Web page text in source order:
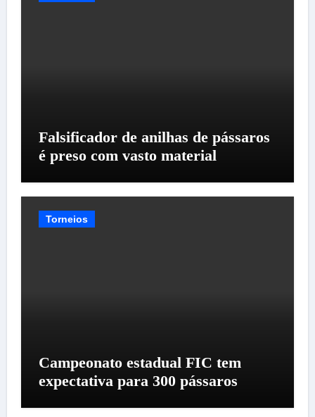
Falsificador de anilhas de pássaros
é preso com vasto material
Torneios
Campeonato estadual FIC tem
expectativa para 300 pássaros